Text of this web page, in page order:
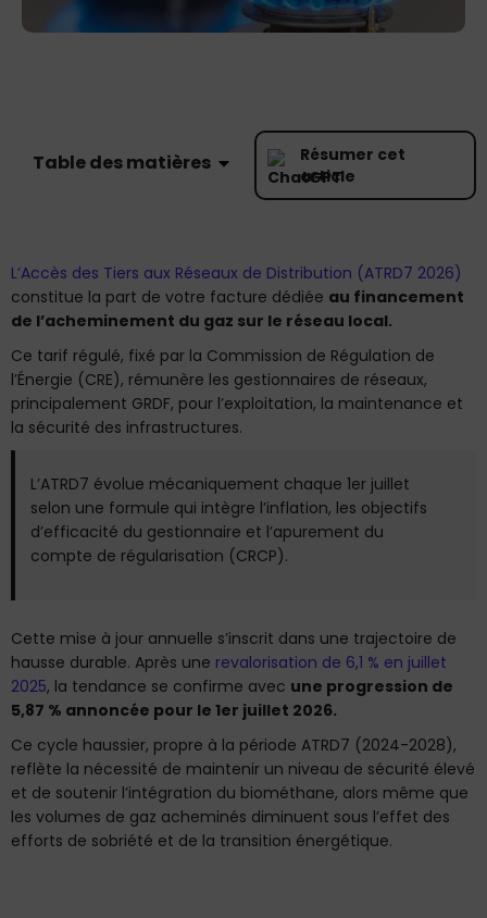
Table des matières
Résumer cet
article
L’Accès des Tiers aux Réseaux de Distribution (ATRD7 2026)
constitue la part de votre facture dédiée au financement
de l’acheminement du gaz sur le réseau local.
Ce tarif régulé, fixé par la Commission de Régulation de
l’Énergie (CRE), rémunère les gestionnaires de réseaux,
principalement GRDF, pour l’exploitation, la maintenance et
la sécurité des infrastructures.
L’ATRD7 évolue mécaniquement chaque 1er juillet
selon une formule qui intègre l’inflation, les objectifs
d’efficacité du gestionnaire et l’apurement du
compte de régularisation (CRCP).
Cette mise à jour annuelle s’inscrit dans une trajectoire de
hausse durable. Après une revalorisation de 6,1 % en juillet
2025, la tendance se confirme avec une progression de
5,87 % annoncée pour le 1er juillet 2026.
Ce cycle haussier, propre à la période ATRD7 (2024-2028),
reflète la nécessité de maintenir un niveau de sécurité élevé
et de soutenir l’intégration du biométhane, alors même que
les volumes de gaz acheminés diminuent sous l’effet des
efforts de sobriété et de la transition énergétique.